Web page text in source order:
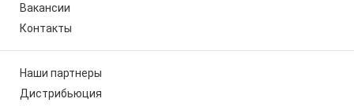
Вакансии
Контакты
Наши партнеры
Дистрибьюция